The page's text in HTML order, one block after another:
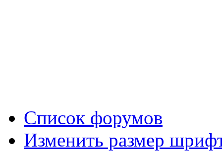
Список форумов
Изменить размер